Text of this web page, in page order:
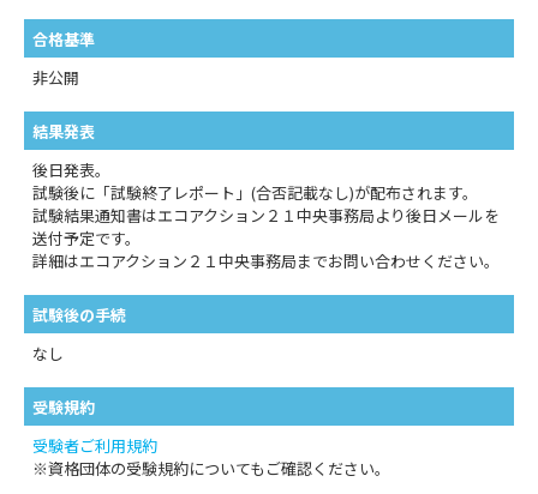
合格基準
非公開
結果発表
後日発表。
試験後に「試験終了レポート」(合否記載なし)が配布されます。
試験結果通知書はエコアクション２１中央事務局より後日メールを
送付予定です。
詳細はエコアクション２１中央事務局までお問い合わせください。
試験後の手続
なし
受験規約
受験者ご利用規約
※資格団体の受験規約についてもご確認ください。